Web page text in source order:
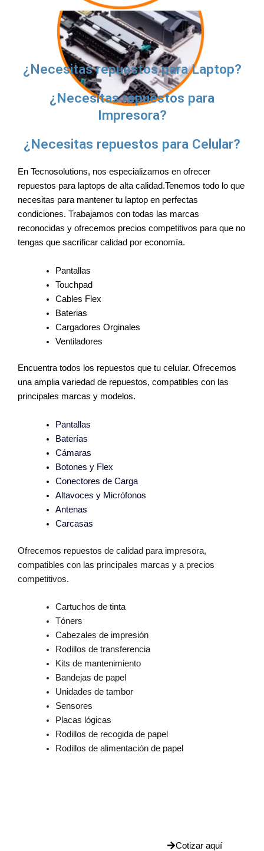
¿Necesitas repuestos para Laptop?
¿Necesitas repuestos para
Impresora?
¿Necesitas repuestos para Celular?
Ofrecemos repuestos de calidad para impresora,
compatibles con las principales marcas y a precios
competitivos.
Cartuchos de tinta
Tóners
Cabezales de impresión
Rodillos de transferencia
Kits de mantenimiento
Bandejas de papel
Unidades de tambor
Sensores
Placas lógicas
Rodillos de recogida de papel
Rodillos de alimentación de papel
En Tecnosolutions, nos especializamos en ofrecer
repuestos para laptops de alta calidad.Tenemos todo lo que
necesitas para mantener tu laptop en perfectas
condiciones. Trabajamos con todas las marcas
reconocidas y ofrecemos precios competitivos para que no
tengas que sacrificar calidad por economía.
Pantallas
Touchpad
Cables Flex
Baterias
Cargadores Orginales
Ventiladores
Encuentra todos los repuestos que tu celular. Ofrecemos
una amplia variedad de repuestos, compatibles con las
principales marcas y modelos.
Pantallas
Baterías
Cámaras
Botones y Flex
Conectores de Carga
Altavoces y Micrófonos
Antenas
Carcasas
Cotizar aquí